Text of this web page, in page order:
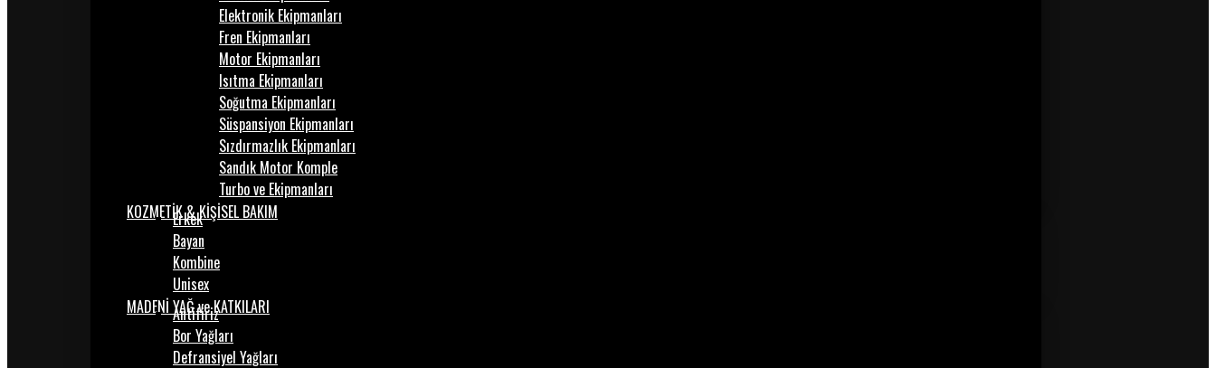
Elektronik Ekipmanları
Fren Ekipmanları
Motor Ekipmanları
Isıtma Ekipmanları
Soğutma Ekipmanları
Süspansiyon Ekipmanları
Sızdırmazlık Ekipmanları
Sandık Motor Komple
Turbo ve Ekipmanları
KOZMETİK & KİŞİSEL BAKIM
Erkek
Bayan
Kombine
Unisex
MADENİ YAĞ ve KATKILARI
Antifiriz
Bor Yağları
Defransiyel Yağları